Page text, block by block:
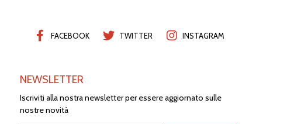
FACEBOOK TWITTER INSTAGRAM
NEWSLETTER
Iscriviti alla nostra newsletter per essere aggiornato sulle
nostre novità